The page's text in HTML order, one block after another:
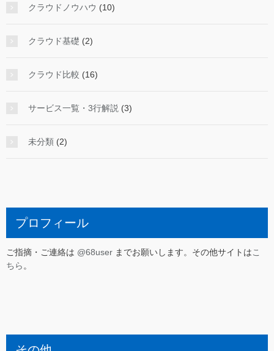
クラウドノウハウ (10)
クラウド基礎 (2)
クラウド比較 (16)
サービス一覧・3行解説 (3)
未分類 (2)
プロフィール
ご指摘・ご連絡は @68user までお願いします。その他サイトはこ
ちら。